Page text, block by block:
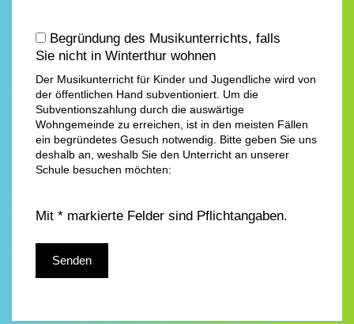
Begründung des Musikunterrichts, falls
Sie nicht in Winterthur wohnen
Der Musikunterricht für Kinder und Jugendliche wird von
der öffentlichen Hand subventioniert. Um die
Subventionszahlung durch die auswärtige
Wohngemeinde zu erreichen, ist in den meisten Fällen
ein begründetes Gesuch notwendig. Bitte geben Sie uns
deshalb an, weshalb Sie den Unterricht an unserer
Schule besuchen möchten:
Mit * markierte Felder sind Pflichtangaben.